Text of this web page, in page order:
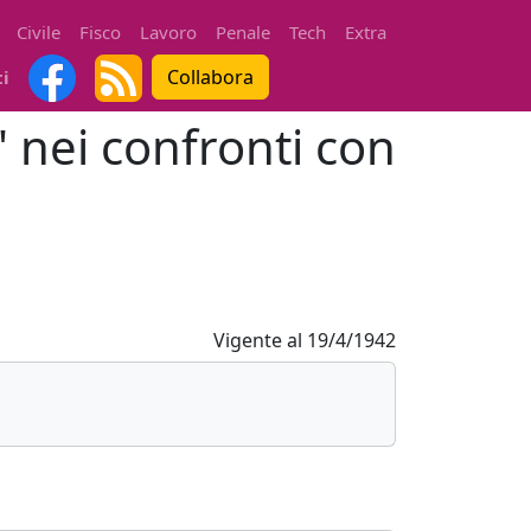
Civile Fisco Lavoro Penale Tech
Extra
Collabora
nei confronti con
Vigente al 19/4/1942